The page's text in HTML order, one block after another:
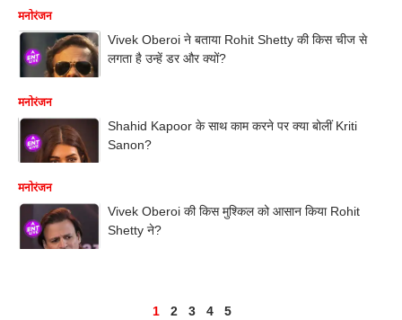
मनोरंजन
Vivek Oberoi ने बताया Rohit Shetty की किस चीज से
लगता है उन्हें डर और क्यों?
मनोरंजन
Shahid Kapoor के साथ काम करने पर क्या बोलीं Kriti
Sanon?
मनोरंजन
Vivek Oberoi की किस मुश्किल को आसान किया Rohit
Shetty ने?
1 2 3 4 5